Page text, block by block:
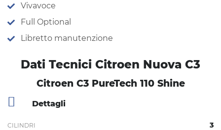
Vivavoce
Full Optional
Libretto manutenzione
Dati Tecnici Citroen Nuova C3
Citroen C3 PureTech 110 Shine
Dettagli
CILINDRI 3